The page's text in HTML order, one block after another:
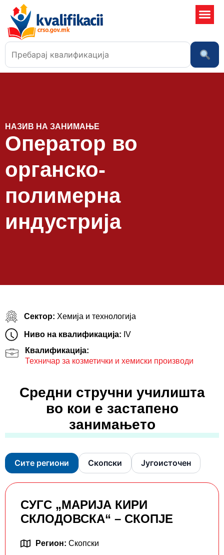
НАЗИВ НА ЗАНИМАЊЕ
Оператор во
органско-
полимерна
индустрија
Сектор: Хемија и технологија
Ниво на квалификација: IV
Квалификација:
Техничар за козметички и хемиски производи
Средни стручни училишта
во кои е застапено
занимањето
Сите региони Скопски Југоисточен
СУГС „МАРИЈА КИРИ
СКЛОДОВСКА“ – СКОПЈЕ
Регион: Скопски